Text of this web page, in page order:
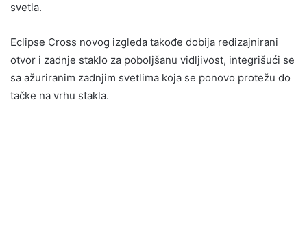
svetla.
Eclipse Cross novog izgleda takođe dobija redizajnirani
otvor i zadnje staklo za poboljšanu vidljivost, integrišući se
sa ažuriranim zadnjim svetlima koja se ponovo protežu do
tačke na vrhu stakla.